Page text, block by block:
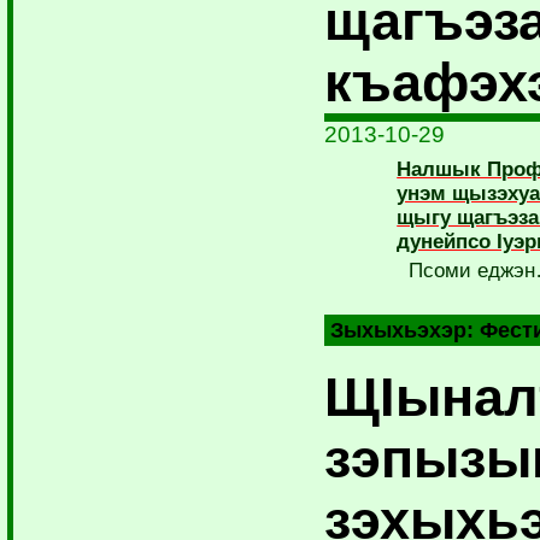
2013-10-29
Налшык
унэм
щыгу
дунейпсо
Псоми
Зыхыхьэхэр: